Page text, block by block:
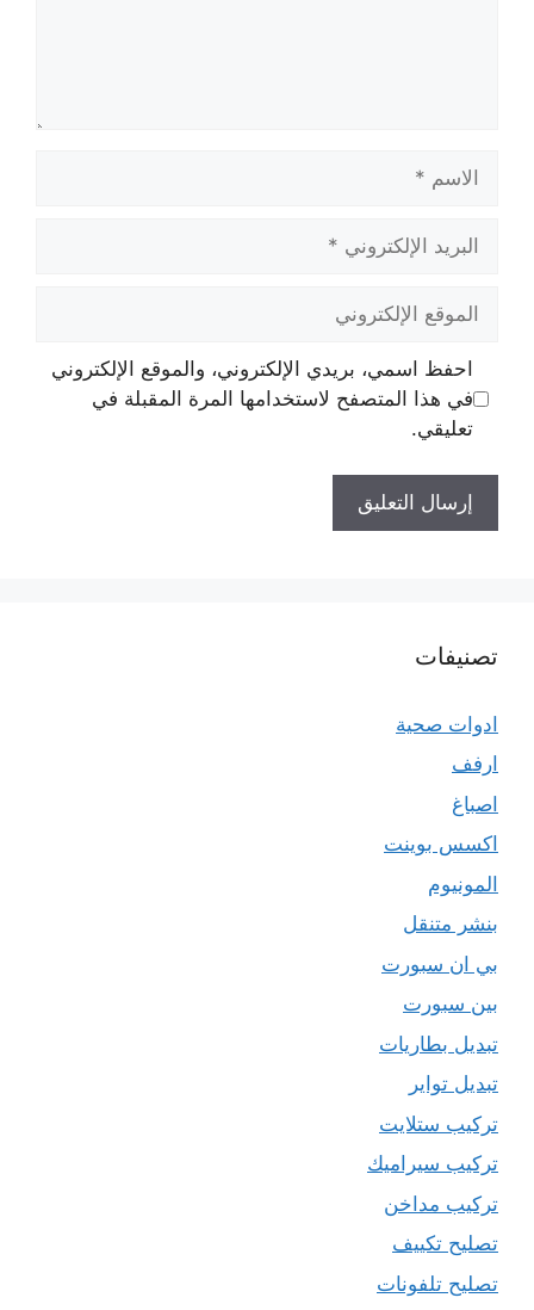
الاسم
البريد
الإلكتروني
الموقع
الإلكتروني
احفظ اسمي، بريدي الإلكتروني، والموقع الإلكتروني
في هذا المتصفح لاستخدامها المرة المقبلة في
تعليقي.
تصنيفات
ادوات صحية
ارفف
اصباغ
اكسس بوينت
المونيوم
بنشر متنقل
بي ان سبورت
بين سبورت
تبديل بطاريات
تبديل تواير
تركيب ستلايت
تركيب سيراميك
تركيب مداخن
تصليح تكييف
تصليح تلفونات